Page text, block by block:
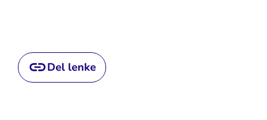
Del lenke